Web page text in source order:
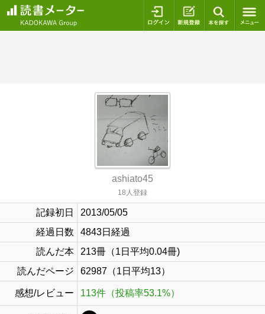
ログイン 新規登録
ashiato45
18人登録
記録初日
2013/05/05
経過日数
4843日経過
読んだ本
213冊（1日平均0.04冊)
読んだページ
62987（1日平均13）
感想/レビュー 113件（投稿率53.1%）